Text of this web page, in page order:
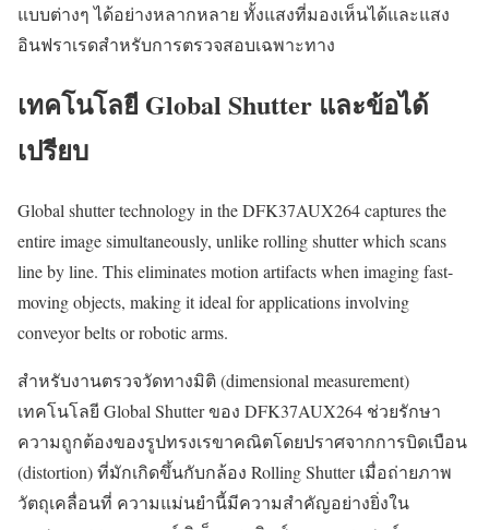
แบบต่างๆ ได้อย่างหลากหลาย ทั้งแสงที่มองเห็นได้และแสง
อินฟราเรดสำหรับการตรวจสอบเฉพาะทาง
เทคโนโลยี Global Shutter และข้อได้
เปรียบ
Global shutter technology in the DFK37AUX264 captures the
entire image simultaneously, unlike rolling shutter which scans
line by line. This eliminates motion artifacts when imaging fast-
moving objects, making it ideal for applications involving
conveyor belts or robotic arms.
สำหรับงานตรวจวัดทางมิติ (dimensional measurement)
เทคโนโลยี Global Shutter ของ DFK37AUX264 ช่วยรักษา
ความถูกต้องของรูปทรงเรขาคณิตโดยปราศจากการบิดเบือน
(distortion) ที่มักเกิดขึ้นกับกล้อง Rolling Shutter เมื่อถ่ายภาพ
วัตถุเคลื่อนที่ ความแม่นยำนี้มีความสำคัญอย่างยิ่งใน